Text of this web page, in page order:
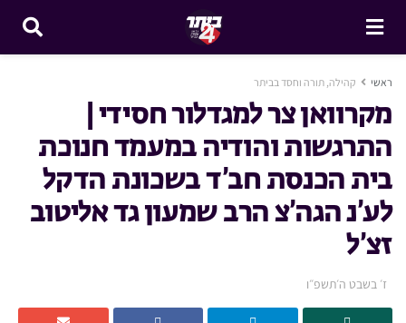
ראשי קהילה, תורה וחסד בביתר
מקרוואן צר למגדלור חסידי |
התרגשות והודיה במעמד חנוכת
בית הכנסת חב’ד בשכונת הדקל
לע’נ הגה’צ הרב שמעון גד אליטוב
זצ’ל
ז׳ בשבט ה׳תשפ״ו